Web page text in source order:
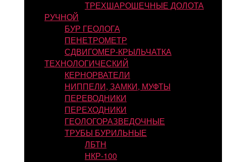
ТРЕХШАРОШЕЧНЫЕ ДОЛОТА
РУЧНОЙ
БУР ГЕОЛОГА
ПЕНЕТРОМЕТР
СДВИГОМЕР-КРЫЛЬЧАТКА
ТЕХНОЛОГИЧЕСКИЙ
КЕРНОРВАТЕЛИ
НИППЕЛИ, ЗАМКИ, МУФТЫ
ПЕРЕВОДНИКИ
ПЕРЕХОДНИКИ
ГЕОЛОГОРАЗВЕДОЧНЫЕ
ТРУБЫ БУРИЛЬНЫЕ
ЛБТН
НКР-100